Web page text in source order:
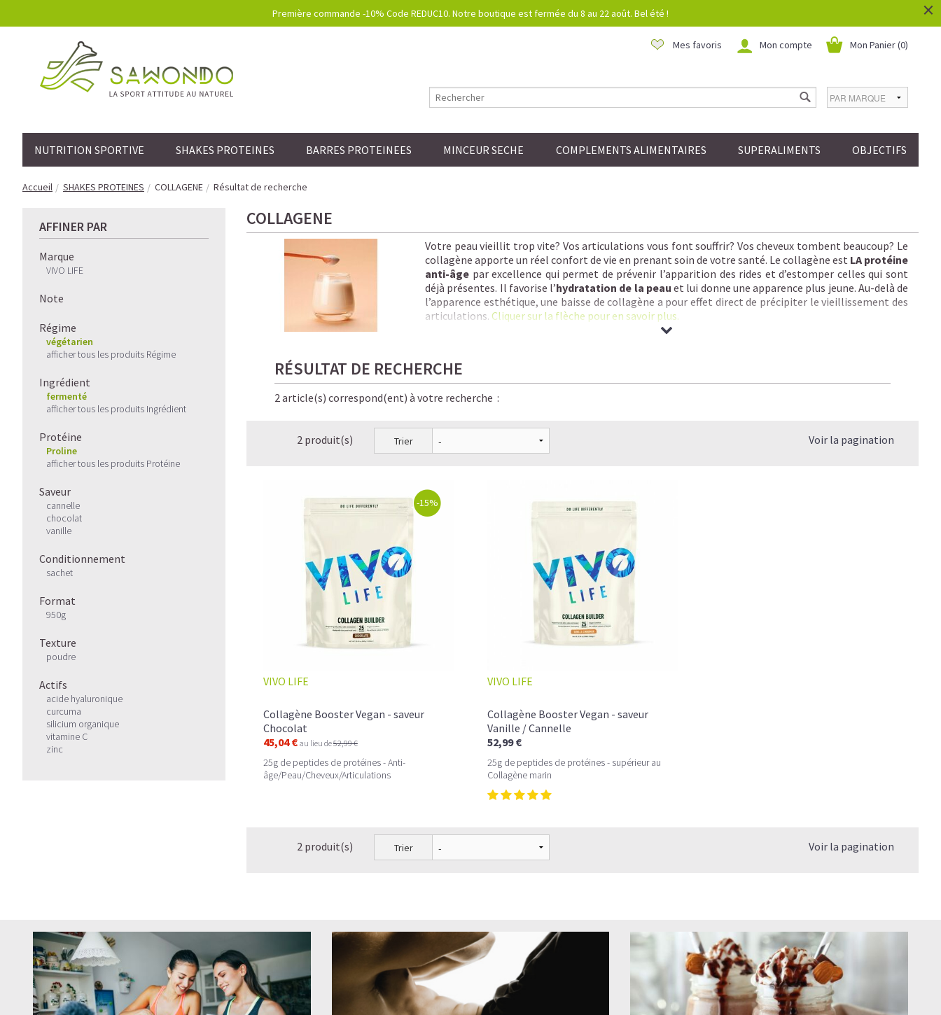
Première commande -10% Code REDUC10. Notre boutique est fermée du 8 au 22 août. Bel été ! ×
Mon Panier (0)
Mon compte
Mes favoris
NUTRITION SPORTIVE SHAKES PROTEINES BARRES PROTEINEES MINCEUR SECHE COMPLEMENTS ALIMENTAIRES SUPERALIMENTS OBJECTIFS
Accueil SHAKES PROTEINES COLLAGENE Résultat de recherche
AFFINER PAR
Marque
VIVO LIFE
Note
Régime
végétarien
afficher tous les produits Régime
Ingrédient
fermenté
afficher tous les produits Ingrédient
Protéine
Proline
afficher tous les produits Protéine
Saveur
cannelle
chocolat
vanille
Conditionnement
sachet
Format
950g
Texture
poudre
Actifs
acide hyaluronique
curcuma
silicium organique
vitamine C
zinc
COLLAGENE
Votre peau vieillit trop vite? Vos articulations vous font souffrir? Vos cheveux tombent beaucoup? Le
collagène apporte un réel confort de vie en prenant soin de votre santé. Le collagène est LA protéine
anti-âge par excellence qui permet de prévenir l’apparition des rides et d’estomper celles qui sont
déjà présentes. Il favorise l’hydratation de la peau et lui donne une apparence plus jeune. Au-delà de
l’apparence esthétique, une baisse de collagène a pour effet direct de précipiter le vieillissement des
articulations. Cliquer sur la flèche pour en savoir plus.
En savoir plus sur notrecollagène végétal:
Les bienfaits méconnus du Collagène
Pourquoi prendre du Collagène et à partir de quel âge?
Collagène végétal VS Collagène animal : quelle différence?
Dois-je ingérer du Collagène pour augmenter mon Collagène?
Comment le Collagène est utilisé par le corps?
Les fibroblastes, de véritables usines à Collagène
Comment consommer du Collagène en poudre?
Pourquoi les hommes ont-ils besoin de prendre du Collagène ?
Le collagène en crème et le collagène en complément alimentaire ont-ils les mêmes effets?
Le Collagène peut-il faire maigrir?
Quelles sont les associations possibles avec le Collagène pour une meilleure efficacité ?
Quand faut-il prendre du Collagène?
Shake protéiné ou Collagène : comment choisir ?
Nos recettes à base de Collagène végan
RÉSULTAT DE RECHERCHE
2 article(s) correspond(ent) à votre recherche :
2 produit(s) Trier Voir la pagination
-15%
VIVO LIFE
Collagène Booster Vegan - saveur
Chocolat
45,04 € au lieu de52,99 €
25g de peptides de protéines - Anti-
âge/Peau/Cheveux/Articulations
VIVO LIFE
Collagène Booster Vegan - saveur
Vanille / Cannelle
52,99 €
25g de peptides de protéines - supérieur au
Collagène marin
2 produit(s) Trier Voir la pagination